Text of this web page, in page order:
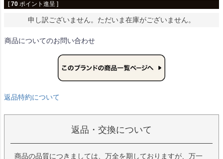
[ 70 ポイント進呈 ]
申し訳ございません。ただいま在庫がございません。
商品についてのお問い合わせ
返品特約について
返品・交換について
商品の品質につきましては、万全を期しておりますが、万一